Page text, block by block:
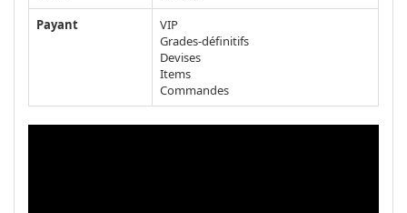
Payant
VIP
Grades-définitifs
Devises
Items
Commandes